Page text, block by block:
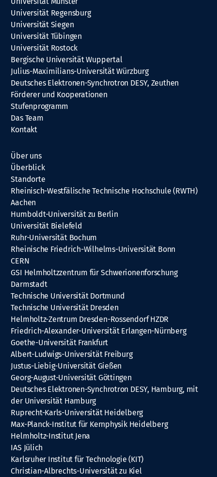
Universität Regensburg
Universität Siegen
Universität Tübingen
Universität Rostock
Bergische Universität Wuppertal
Julius-Maximilians-Universität Würzburg
Deutsches Elektronen-Synchrotron DESY, Zeuthen
Förderer und Kooperationen
Stufenprogramm
Das Team
Kontakt
Über uns
Überblick
Standorte
Rheinisch-Westfälische Technische Hochschule (RWTH)
Aachen
Humboldt-Universität zu Berlin
Universität Bielefeld
Ruhr-Universität Bochum
Rheinische Friedrich-Wilhelms-Universität Bonn
CERN
GSI Helmholtzzentrum für Schwerionenforschung
Darmstadt
Technische Universität Dortmund
Technische Universität Dresden
Helmholtz-Zentrum Dresden-Rossendorf HZDR
Friedrich-Alexander-Universität Erlangen-Nürnberg
Goethe-Universität Frankfurt
Albert-Ludwigs-Universität Freiburg
Justus-Liebig-Universität Gießen
Georg-August-Universität Göttingen
Deutsches Elektronen-Synchrotron DESY, Hamburg, mit
der Universität Hamburg
Ruprecht-Karls-Universität Heidelberg
Max-Planck-Institut für Kernphysik Heidelberg
Helmholtz-Institut Jena
IAS Jülich
Karlsruher Institut für Technologie (KIT)
Christian-Albrechts-Universität zu Kiel